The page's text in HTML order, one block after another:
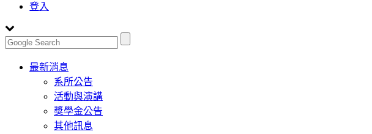
登入
Toggle
navigation
最新消息
系所公告
活動與演講
獎學金公告
其他訊息